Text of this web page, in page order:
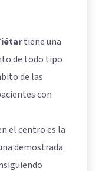
tiene una
de todo tipo
de las
con
el centro es la
demostrada